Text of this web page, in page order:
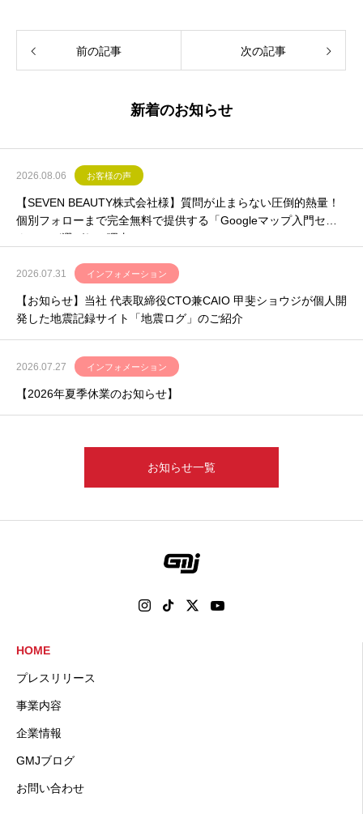
前の記事 次の記事
新着のお知らせ
2026.08.06 お客様の声
【SEVEN BEAUTY株式会社様】質問が止まらない圧倒的熱量！
個別フォローまで完全無料で提供する「Googleマップ入門セミ
ナー」が選ばれる理由
2026.07.31 インフォメーション
【お知らせ】当社 代表取締役CTO兼CAIO 甲斐ショウジが個人開
発した地震記録サイト「地震ログ」のご紹介
2026.07.27 インフォメーション
【2026年夏季休業のお知らせ】
お知らせ一覧
HOME
プレスリリース
事業内容
企業情報
GMJブログ
お問い合わせ